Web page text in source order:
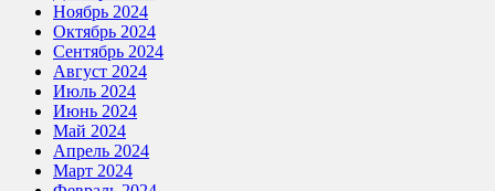
Ноябрь 2024
Октябрь 2024
Сентябрь 2024
Август 2024
Июль 2024
Июнь 2024
Май 2024
Апрель 2024
Март 2024